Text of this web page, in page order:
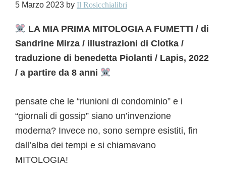
5 Marzo 2023 by Il Rosicchialibri
LA MIA PRIMA MITOLOGIA A FUMETTI / di
Sandrine Mirza / illustrazioni di Clotka /
traduzione di benedetta Piolanti / Lapis, 2022
/ a partire da 8 anni
pensate che le “riunioni di condominio” e i
“giornali di gossip” siano un’invenzione
moderna? Invece no, sono sempre esistiti, fin
dall’alba dei tempi e si chiamavano
MITOLOGIA!